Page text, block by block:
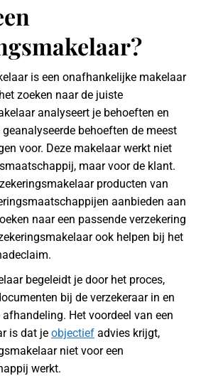
is een onafhankelijke makelaar
zoeken naar de juiste
analyseert je behoeften en
behoeften de meest
voor. Deze makelaar werkt niet
maar voor de klant.
producten van
aanbieden aan
naar een passende verzekering
ook helpen bij het
begeleidt je door het proces,
bij de verzekeraar in en
Het voordeel van een
is dat je objectief advies krijgt,
niet voor een
werkt.